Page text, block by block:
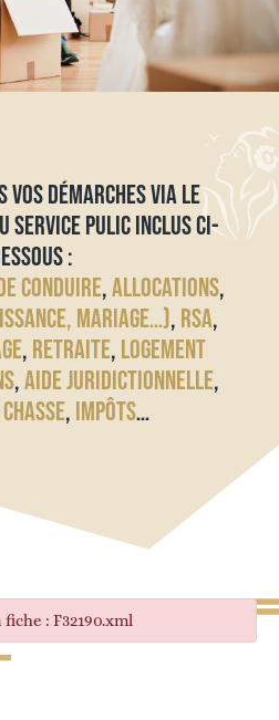
VOS DÉMARCHES VIA LE
SERVICE PULIC INCLUS CI-
:
CONDUIRE,ALLOCATIONS,
MARIAGE…), RSA,
, RETRAITE, LOGEMENT
,AIDE JURIDICTIONNELLE,
, IMPÔTS…
: F32190.xml